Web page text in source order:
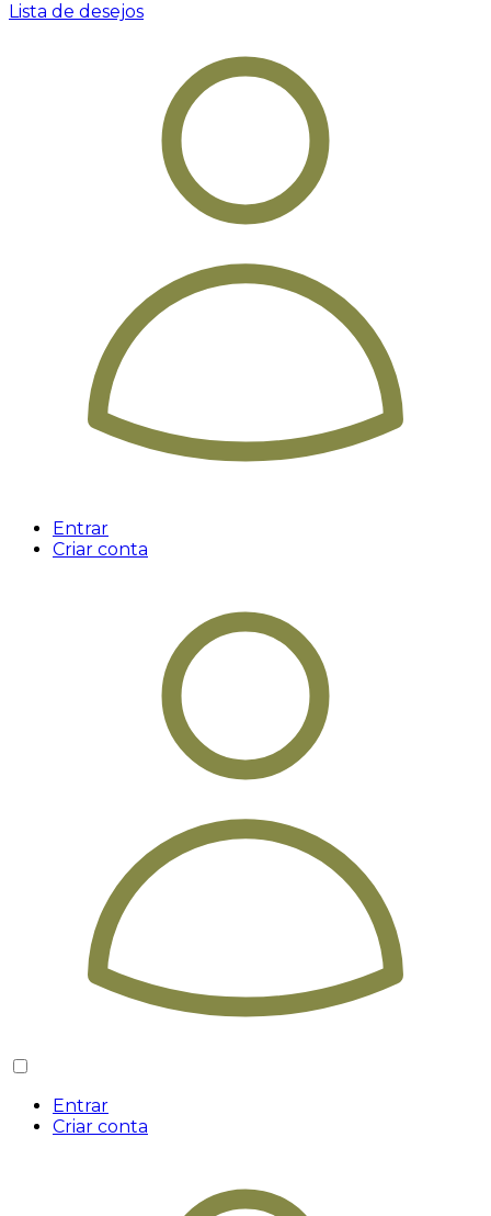
Lista de desejos
Entrar
Criar conta
Entrar
Criar conta